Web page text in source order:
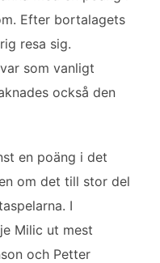
Efter bortalagets
resa sig.
som vanligt
också den
en poäng i det
om det till stor del
I
Milic ut mest
och Petter